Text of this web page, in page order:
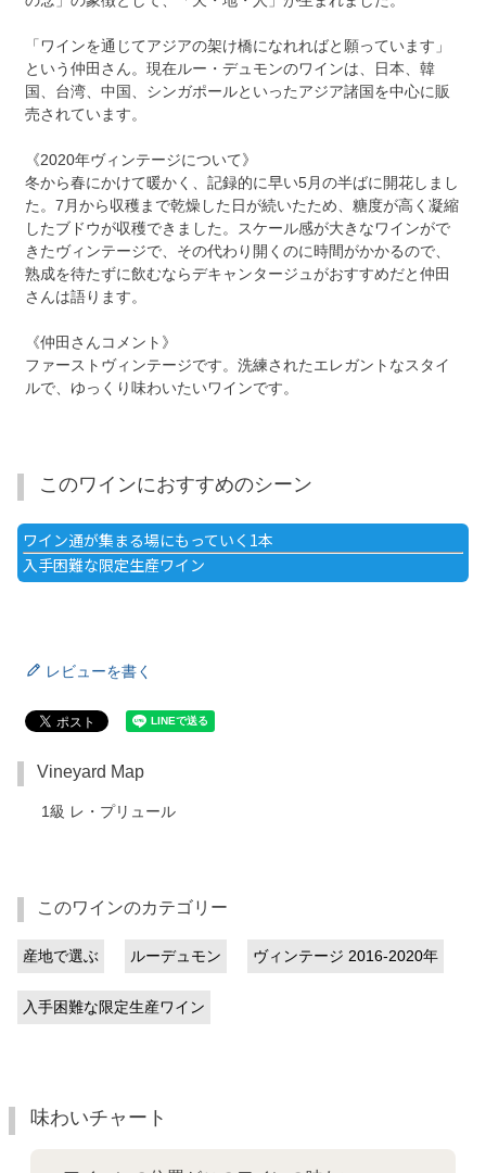
「ワインを通じてアジアの架け橋になれればと願っています」
という仲田さん。現在ルー・デュモンのワインは、日本、韓
国、台湾、中国、シンガポールといったアジア諸国を中心に販
売されています。
《2020年ヴィンテージについて》
冬から春にかけて暖かく、記録的に早い5月の半ばに開花しまし
た。7月から収穫まで乾燥した日が続いたため、糖度が高く凝縮
したブドウが収穫できました。スケール感が大きなワインがで
きたヴィンテージで、その代わり開くのに時間がかかるので、
熟成を待たずに飲むならデキャンタージュがおすすめだと仲田
さんは語ります。
《仲田さんコメント》
ファーストヴィンテージです。洗練されたエレガントなスタイ
ルで、ゆっくり味わいたいワインです。
このワインにおすすめのシーン
ワイン通が集まる場にもっていく1本
入手困難な限定生産ワイン
レビューを書く
Vineyard Map
1級 レ・プリュール
このワインのカテゴリー
産地で選ぶ ルーデュモン ヴィンテージ 2016-2020年
入手困難な限定生産ワイン
味わいチャート